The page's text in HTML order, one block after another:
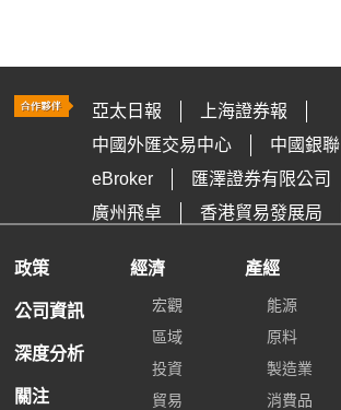
亞太日報
上海證券報
中國外匯交易中心
中國銀聯
eBroker
匯澤證券有限公司
廣州飛卓
香港貿易發展局
政策
公司資訊
深度分析
關注
經濟
宏觀
區域
投資
貿易
產經
能源
原料
製造業
消費品